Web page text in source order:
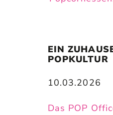
EIN
POPKULTUR
10.03.2026
Das POP